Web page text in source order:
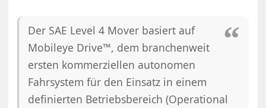
Der SAE Level 4 Mover basiert auf
Mobileye Drive™, dem branchenweit
ersten kommerziellen autonomen
Fahrsystem für den Einsatz in einem
definierten Betriebsbereich (Operational